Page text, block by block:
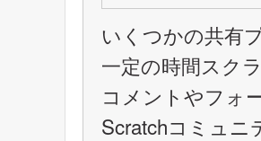
いくつかの共有
一定の時間スク
コメントやフォ
Scratchコミュニ